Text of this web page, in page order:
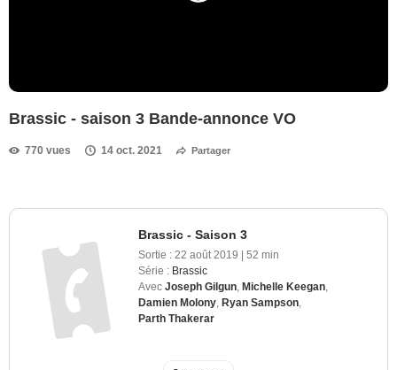
Brassic - saison 3 Bande-annonce VO
770 vues 14 oct. 2021 Partager
Brassic - Saison 3
Sortie : 22 août 2019 | 52 min
Série : Brassic
Avec Joseph Gilgun Michelle Keegan
Damien Molony Ryan Sampson
Parth Thakerar